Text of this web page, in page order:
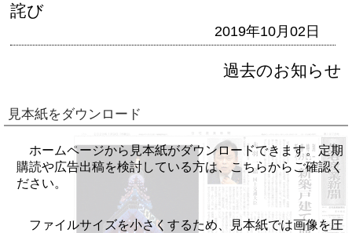
詫び
2019年10月02日
過去のお知らせ
見本紙をダウンロード
ホームページから見本紙がダウンロードできます。定期
購読や広告出稿を検討している方は、こちらからご確認く
ださい。
ファイルサイズを小さくするため、見本紙では画像を圧